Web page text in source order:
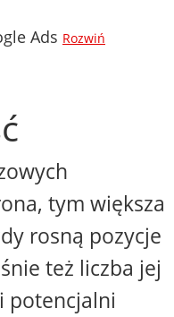
Ads Rozwiń
tym większa
rosną pozycje
też liczba jej
potencjalni